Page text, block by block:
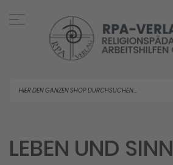
zum
Inhalt
LEBEN UND SINN